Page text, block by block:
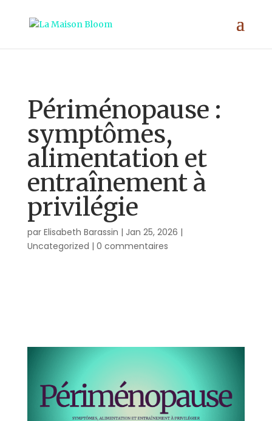
Périménopause :
symptômes,
alimentation et
entraînement à
privilégie
par Elisabeth Barassin | Jan 25, 2026 |
Uncategorized | 0 commentaires